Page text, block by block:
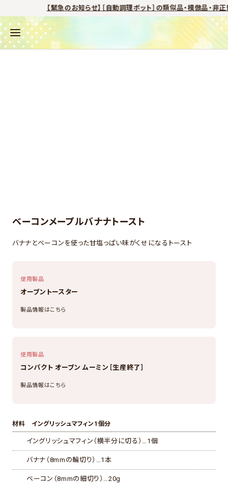
【緊急のお知らせ】［自動調理ポット］の類似品・模倣品・非正
ベーコンメープルバナナトースト
バナナとベーコンを使った甘塩っぱい味がくせになるトースト
使用製品
オーブントースター
製品情報はこちら
使用製品
コンパクト オーブン ムーミン［生産終了］
製品情報はこちら
材料 イングリッシュマフィン1個分
イングリッシュマフィン（横半分に切る）…1個
バナナ（8mmの輪切り）…1本
ベーコン（8mmの細切り）…20g